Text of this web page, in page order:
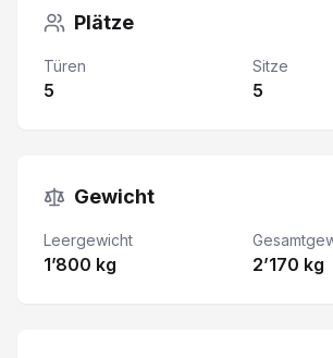
Plätze
Türen
5
Sitze
5
Gewicht
Leergewicht
1’800 kg 2’170 kg